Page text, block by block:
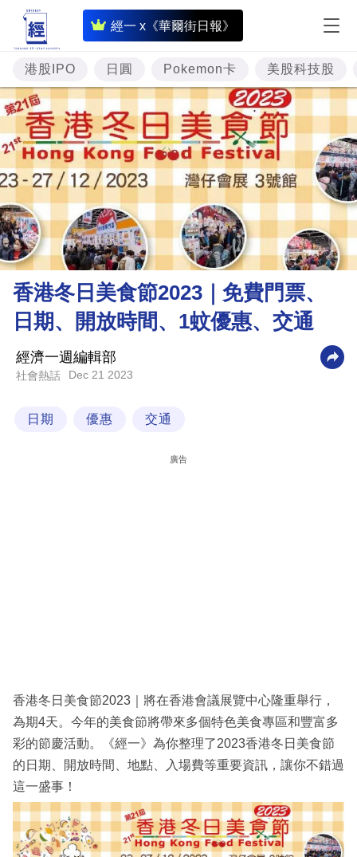
經一 x《華爾街日報》
即
時
財
經
專
題
投
資
樓
市
理
財
商
業
科
區
港股IPO 日圓 Pokemon卡 美股科技股
香港冬日美食節2023｜免費門票、
日期、開放時間、1蚊優惠、交通
經濟一週編輯部
社會熱話 Dec 21 2023
日期 優惠 交通
廣告
香港冬日美食節2023｜將在香港會議展覽中心隆重舉行，
為期4天。今年的美食節將帶來多個特色美食專區和豐富多
彩的節慶活動。《經一》為你整理了2023香港冬日美食節
的日期、開放時間、地點、入場費等重要資訊，讓你不錯過
這一盛事！